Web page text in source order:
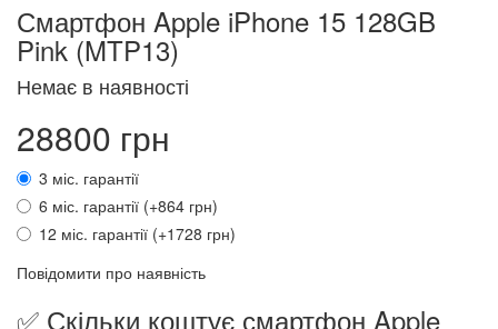
Смартфон Apple iPhone 15 128GB
Pink (MTP13)
Немає в наявності
28800 грн
3 міс. гарантії
6 міс. гарантії (+864 грн)
12 міс. гарантії (+1728 грн)
Повідомити про наявність
✅ Скільки коштує смартфон Apple